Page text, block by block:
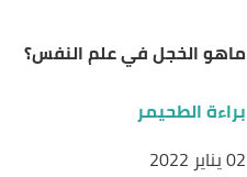
ماهو الخجل في علم النفس؟
براءة الطحيمر
02 يناير 2022